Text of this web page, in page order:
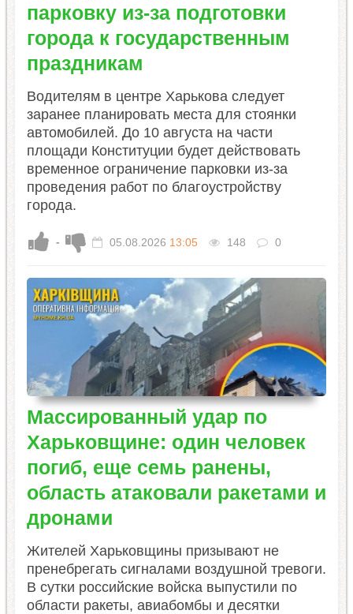
парковку из-за подготовки
города к государственным
праздникам
Водителям в центре Харькова следует
заранее планировать места для стоянки
автомобилей. До 10 августа на части
площади Конституции будет действовать
временное ограничение парковки из-за
проведения работ по благоустройству
города.
- 05.08.2026 13:05 148 0
Массированный удар по
Харьковщине: один человек
погиб, еще семь ранены,
область атаковали ракетами и
дронами
Жителей Харьковщины призывают не
пренебрегать сигналами воздушной тревоги.
В сутки российские войска выпустили по
области ракеты, авиабомбы и десятки